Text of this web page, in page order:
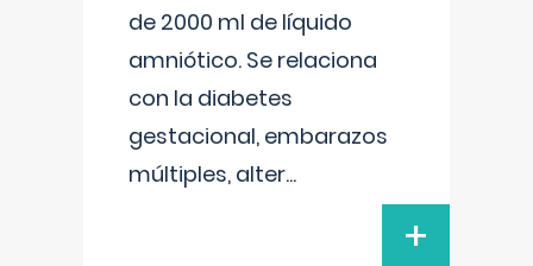
de 2000 ml de líquido
amniótico. Se relaciona
con la diabetes
gestacional, embarazos
múltiples, alter...
+